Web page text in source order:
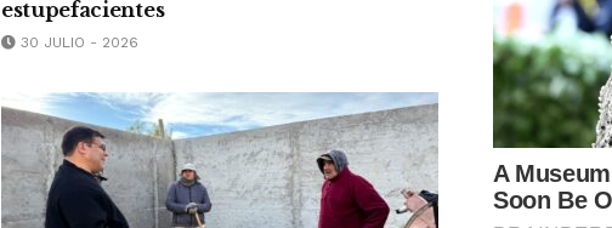
estupefacientes
30 JULIO - 2026